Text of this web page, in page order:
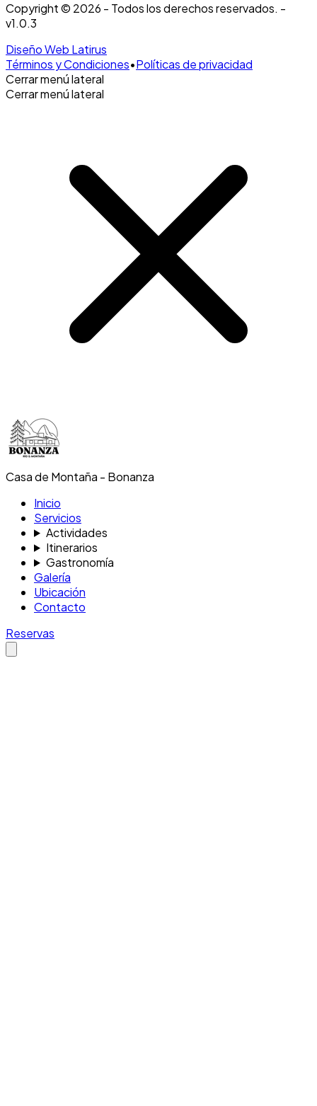
Copyright © 2026 - Todos los derechos reservados. -
v1.0.3
Diseño Web Latirus
Términos y Condiciones•Políticas de privacidad
Cerrar menú lateral
Cerrar menú lateral
Casa de Montaña - Bonanza
Inicio
Servicios
Actividades
Itinerarios
Gastronomía
Galería
Ubicación
Contacto
Reservas